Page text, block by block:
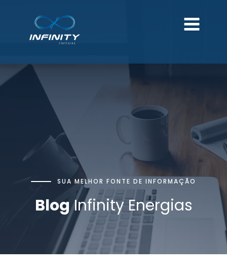
SUA MELHOR FONTE DE INFORMAÇÃO
BlogInfinity Energias